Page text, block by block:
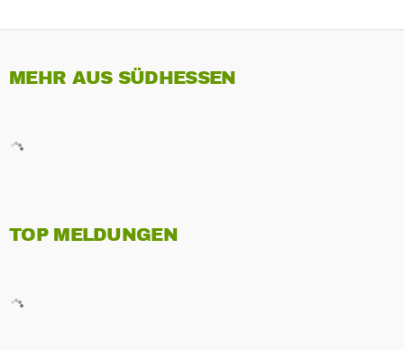
MEHR AUS SÜDHESSEN
TOP MELDUNGEN